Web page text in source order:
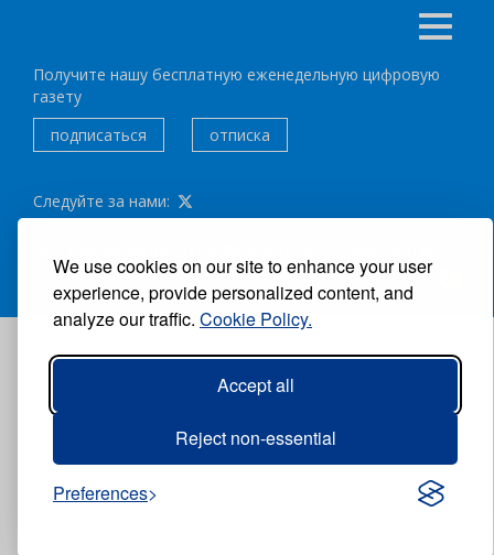
We use cookies on our site to enhance your user
experience, provide personalized content, and
analyze our traffic. Cookie Policy.
Accept all
Reject non-essential
Preferences
Получите нашу бесплатную еженедельную цифровую
газету
подписаться
отписка
Следуйте за нами:
АВТОР:GRUPO EXCELENCIAS.